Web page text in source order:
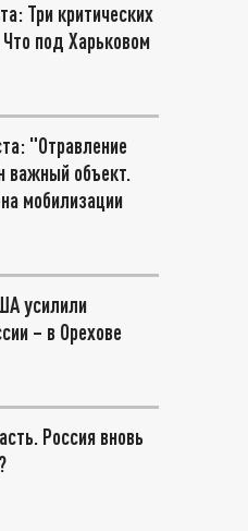
Три критических
Что под Харьковом
"Отравление
важный объект.
мобилизации
усилили
– в Орехове
Россия вновь